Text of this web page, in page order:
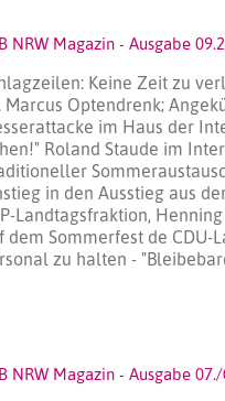
NRW Magazin - Ausgabe
Keine Zeit zu
Marcus Optendrenk;
im Haus der
Roland Staude im
in den Ausstieg aus
Landtagsfraktion,
dem Sommerfest de
zu halten -
NRW Magazin - Ausgabe